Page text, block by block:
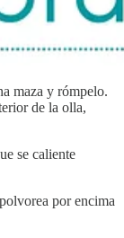
maza y rómpelo.
de la olla,
se caliente
por encima